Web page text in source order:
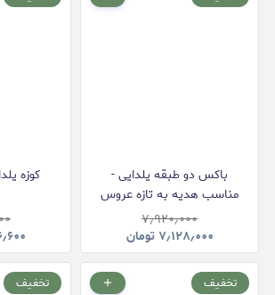
باکس دو طبقه یلدایی -
مناسب هدیه به تازه عروس
۷٫۹۲۰٫۰۰۰
۷٫۱۲۸٫۰۰۰ تومان
کوزه
تخفیف تخفیف